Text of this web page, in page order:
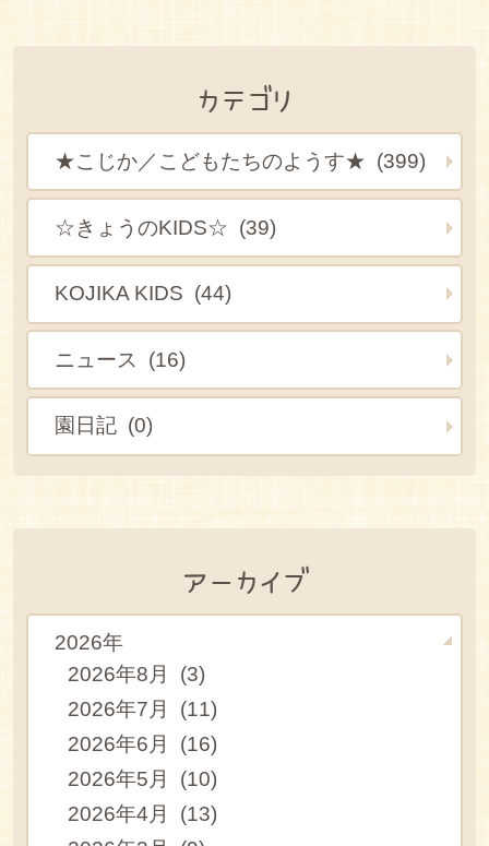
カテゴリ
★こじか／こどもたちのようす★ (399)
☆きょうのKIDS☆ (39)
KOJIKA KIDS (44)
ニュース (16)
園日記 (0)
アーカイブ
2026年
2026年8月 (3)
2026年7月 (11)
2026年6月 (16)
2026年5月 (10)
2026年4月 (13)